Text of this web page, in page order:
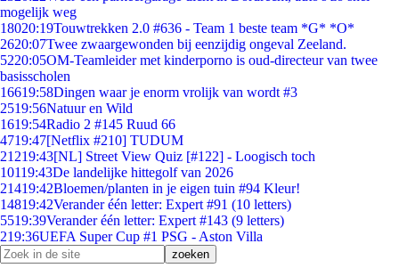
mogelijk weg
18020:19Touwtrekken 2.0 #636 - Team 1 beste team *G* *O*
2620:07Twee zwaargewonden bij eenzijdig ongeval Zeeland.
5220:05OM-Teamleider met kinderporno is oud-directeur van twee
basisscholen
16619:58Dingen waar je enorm vrolijk van wordt #3
2519:56Natuur en Wild
1619:54Radio 2 #145 Ruud 66
4719:47[Netflix #210] TUDUM
21219:43[NL] Street View Quiz [#122] - Loogisch toch
10119:43De landelijke hittegolf van 2026
21419:42Bloemen/planten in je eigen tuin #94 Kleur!
14819:42Verander één letter: Expert #91 (10 letters)
5519:39Verander één letter: Expert #143 (9 letters)
219:36UEFA Super Cup #1 PSG - Aston Villa